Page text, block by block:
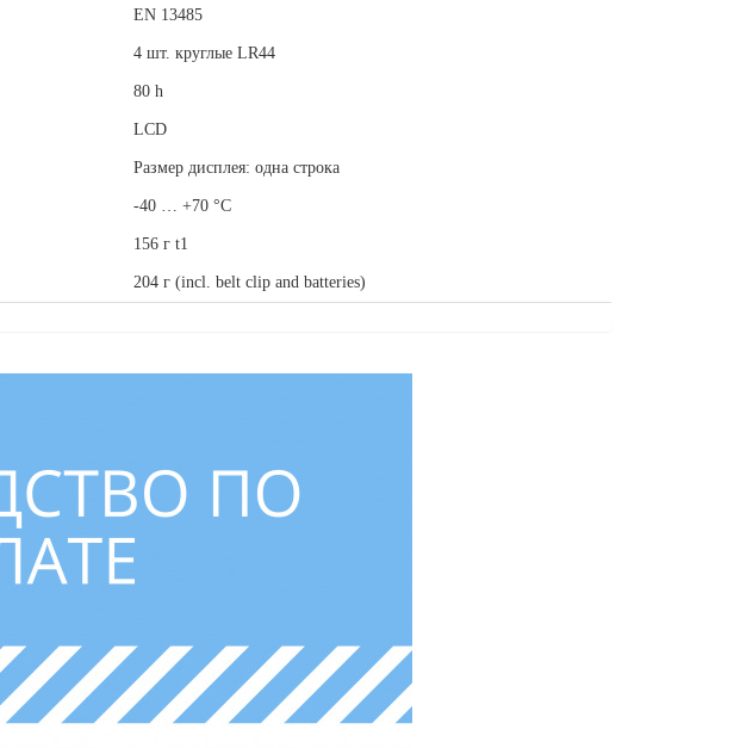
EN 13485
4 шт. круглые LR44
80 h
LCD
Размер дисплея: одна строка
-40 … +70 °C
156 г t1
204 г (incl. belt clip and batteries)